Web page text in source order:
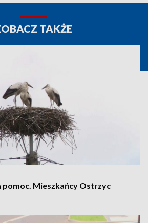
TAKŻE
pomoc. Mieszkańcy Ostrzyc